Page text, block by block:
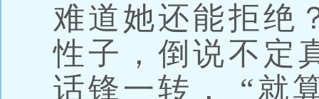
难道她还能拒绝
性子，倒说不定
话锋一转， “就